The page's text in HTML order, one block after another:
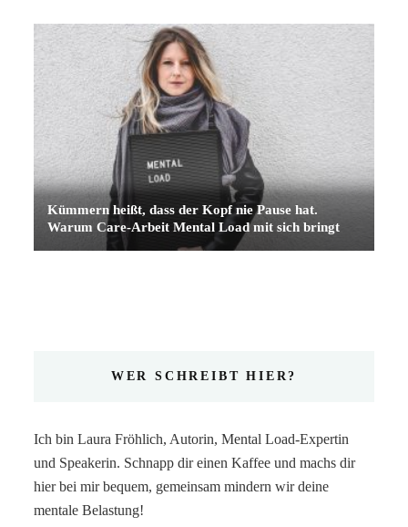
Kümmern heißt, dass der Kopf nie Pause hat.
Warum Care-Arbeit Mental Load mit sich bringt
WER SCHREIBT HIER?
Ich bin Laura Fröhlich, Autorin, Mental Load-Expertin
und Speakerin. Schnapp dir einen Kaffee und machs dir
hier bei mir bequem, gemeinsam mindern wir deine
mentale Belastung!